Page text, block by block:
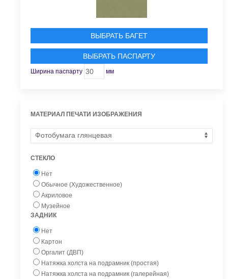
ВЫБРАТЬ БАГЕТ
ВЫБРАТЬ ПАСПАРТУ
Ширина паспарту мм
МАТЕРИАЛ ПЕЧАТИ ИЗОБРАЖЕНИЯ
СТЕКЛО
Нет
Обычное (Художественное)
Акриловое
Музейное
ЗАДНИК
Нет
Картон
Оргалит (ДВП)
Натяжка холста на подрамник (простая)
Натяжка холста на подрамник (галерейная)